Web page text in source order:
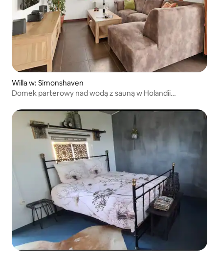
Willa w: Simonshaven
Domek parterowy nad wodą z sauną w Holandii